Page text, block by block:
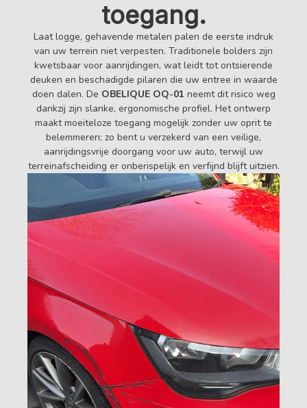
toegang.
Laat logge, gehavende metalen palen de eerste indruk
van uw terrein niet verpesten. Traditionele bolders zijn
kwetsbaar voor aanrijdingen, wat leidt tot ontsierende
deuken en beschadigde pilaren die uw entree in waarde
doen dalen. De OBELIQUE OQ-01 neemt dit risico weg
dankzij zijn slanke, ergonomische profiel. Het ontwerp
maakt moeiteloze toegang mogelijk zonder uw oprit te
belemmeren; zo bent u verzekerd van een veilige,
aanrijdingsvrije doorgang voor uw auto, terwijl uw
terreinafscheiding er onberispelijk en verfijnd blijft uitzien.